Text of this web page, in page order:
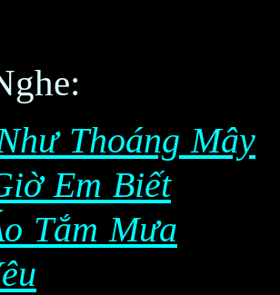
Thoáng Mây
Em Biết
Tắm Mưa